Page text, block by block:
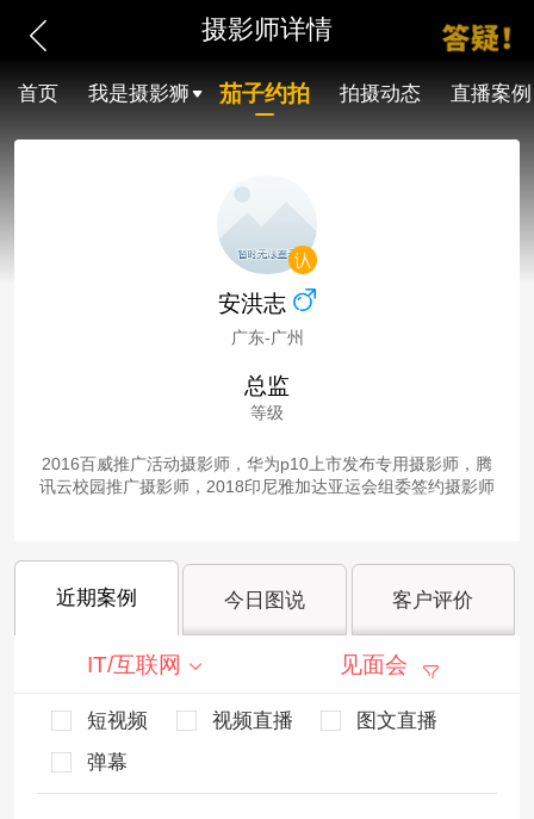
摄影师详情
首页 我是摄影狮 茄子约拍 拍摄动态 直播案例
安洪志
广东-广州
总监
等级
2016百威推广活动摄影师，华为p10上市发布专用摄影师，腾
讯云校园推广摄影师，2018印尼雅加达亚运会组委签约摄影师
近期案例 今日图说 客户评价
IT/互联网 见面会
短视频 视频直播
图文直播
弹幕